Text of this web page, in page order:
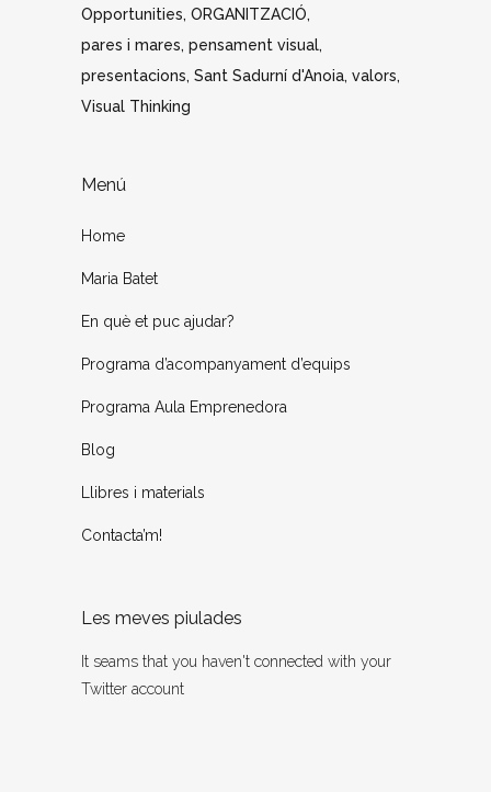
Opportunities ORGANITZACIÓ
pares i mares pensament visual
presentacions Sant Sadurní d'Anoia valors
Visual Thinking
Menú
Home
Maria Batet
En què et puc ajudar?
Programa d’acompanyament d’equips
Programa Aula Emprenedora
Blog
Llibres i materials
Contacta’m!
Les meves piulades
It seams that you haven't connected with your
Twitter account